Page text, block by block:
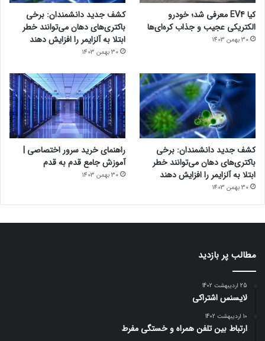
کیا EV4 معرفی شد؛ خودرو
الکتریکی عجیب و جذاب کره‌ای‌ها
30 بهمن 1403
کشف جدید دانشمندان: برخی
باکتری‌های دهان می‌توانند خطر
ابتلا به آلزایمر را افزایش دهند
30 بهمن 1403
کشف جدید دانشمندان: برخی
باکتری‌های دهان می‌توانند خطر
ابتلا به آلزایمر را افزایش دهند
30 بهمن 1403
راهنمای خرید سرور اختصاصی |
آموزش جامع قدم به قدم
30 بهمن 1403
مطالب پر بازدید
25 اردیبهشت 1402
لایسنس اشتراکی
10 اردیبهشت 1402
ارتباط بین تلفن همراه و خستگی مفرط